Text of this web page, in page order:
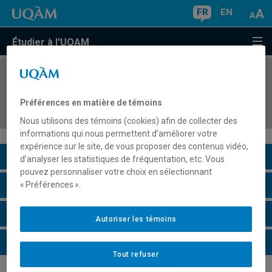
FR EN
Étudier à l'UQAM
COURS//
Québec et du Canada
Description du cours
Horaire - Été 2026
Horaire - Automne 2026
Horaire - Hiver 2027
Préférences en matière de témoins
Nous utilisons des témoins (cookies) afin de collecter des
informations qui nous permettent d’améliorer votre
expérience sur le site, de vous proposer des contenus vidéo,
d’analyser les statistiques de fréquentation, etc. Vous
pouvez personnaliser votre choix en sélectionnant
« Préférences ».
Tout refuser
Autoriser les témoins